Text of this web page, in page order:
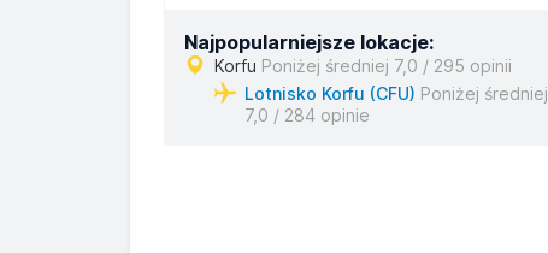
Najpopularniejsze lokacje:
Korfu Poniżej średniej 7,0 / 295 opinii
Lotnisko Korfu (CFU) Poniżej średniej
7,0 / 284 opinie